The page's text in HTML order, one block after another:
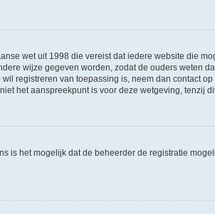
wet uit 1998 die vereist dat iedere website die
wijze gegeven worden, zodat de ouders weten
registreren van toepassing is, neem dan contact
het aanspreekpunt is voor deze wetgeving, tenzij
is het mogelijk dat de beheerder de registratie